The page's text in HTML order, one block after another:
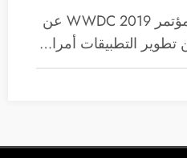
كشفت أبل النقاب في مؤتمر WWDC 2019 عن
التطبيقات أمرا…